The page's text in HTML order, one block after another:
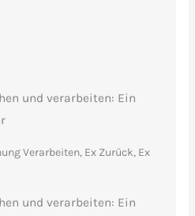
und verarbeiten: Ein
Verarbeiten, Ex Zurück, Ex
und verarbeiten: Ein